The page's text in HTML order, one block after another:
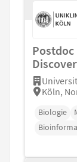
Postdoc
Köln,
Biologie